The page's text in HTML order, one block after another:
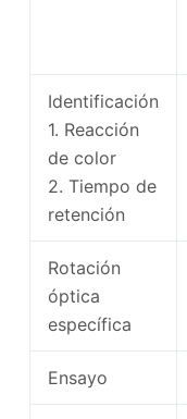
Identificación
1. Reacción
de color
2. Tiempo de
retención
Rotación
óptica
específica
Ensayo